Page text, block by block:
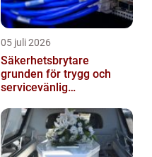
05 juli 2026
Säkerhetsbrytare
grunden för trygg och
servicevänlig